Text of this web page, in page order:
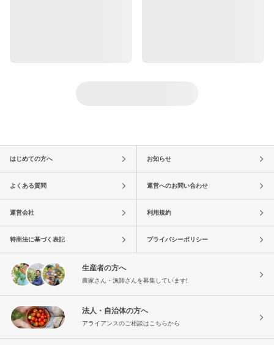
はじめての方へ お知らせ
よくある質問 運営へのお問い合わせ
運営会社 利用規約
特商法に基づく表記 プライバシーポリシー
生産者の方へ
農家さん・漁師さんを募集しています!
法人・自治体の方へ
アライアンスのご相談はこちらから